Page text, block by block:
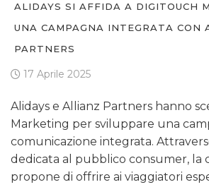
ALIDAYS SI AFFIDA A DIGITOUCH
UNA CAMPAGNA INTEGRATA CON
PARTNERS
17 Aprile 2025
Alidays e Allianz Partners hanno
Marketing per sviluppare una
comunicazione integrata.
dedicata al pubblico consumer, la
propone di offrire ai viaggiatori